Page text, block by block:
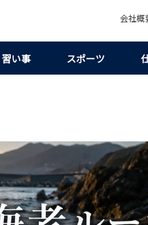
会社概
習い事 スポーツ
狙えない理由7つ｜合法判断で